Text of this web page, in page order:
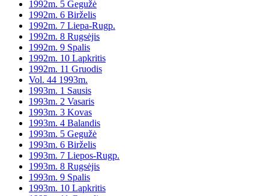
1992m. 5 Gegužė
1992m. 6 Birželis
1992m. 7 Liepa-Rugp.
1992m. 8 Rugsėjis
1992m. 9 Spalis
1992m. 10 Lapkritis
1992m. 11 Gruodis
Vol. 44 1993m.
1993m. 1 Sausis
1993m. 2 Vasaris
1993m. 3 Kovas
1993m. 4 Balandis
1993m. 5 Gegužė
1993m. 6 Birželis
1993m. 7 Liepos-Rugp.
1993m. 8 Rugsėjis
1993m. 9 Spalis
1993m. 10 Lapkritis